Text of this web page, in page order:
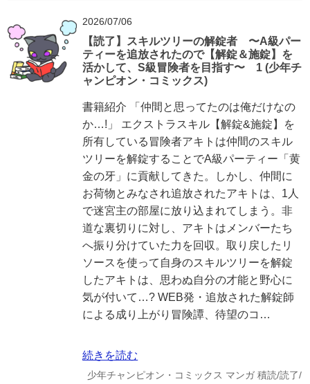
2026/07/06
【読了】スキルツリーの解錠者 〜A級パー
ティーを追放されたので【解錠＆施錠】を
活かして、S級冒険者を目指す〜 1 (少年チ
ャンピオン・コミックス)
書籍紹介 「仲間と思ってたのは俺だけなの
か…!」 エクストラスキル【解錠&施錠】を
所有している冒険者アキトは仲間のスキル
ツリーを解錠することでA級パーティー「黄
金の牙」に貢献してきた。しかし、仲間に
お荷物とみなされ追放されたアキトは、1人
で迷宮主の部屋に放り込まれてしまう。非
道な裏切りに対し、アキトはメンバーたち
へ振り分けていた力を回収。取り戻したリ
ソースを使って自身のスキルツリーを解錠
したアキトは、思わぬ自分の才能と野心に
気が付いて…? WEB発・追放された解錠師
による成り上がり冒険譚、待望のコ…
続きを読む
少年チャンピオン・コミックス マンガ 積読/読了/